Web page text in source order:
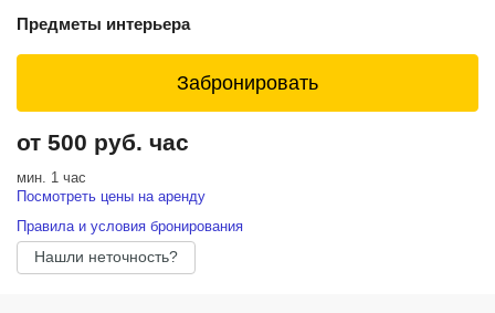
Предметы интерьера
Забронировать
от 500 руб. час
мин. 1 час
Посмотреть цены на аренду
Правила и условия бронирования
Нашли неточность?